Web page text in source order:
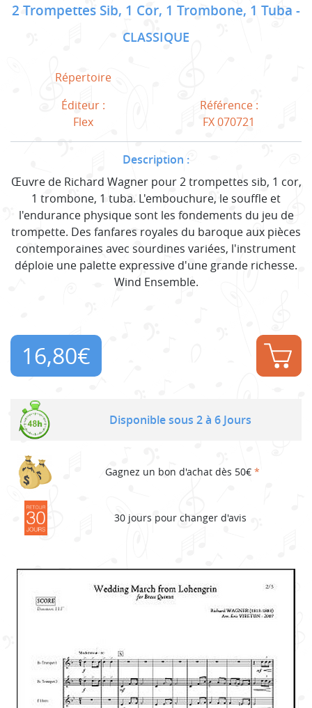
2 Trompettes Sib, 1 Cor, 1 Trombone, 1 Tuba
CLASSIQUE
Répertoire
Éditeur :
Flex
Référence :
FX 070721
Description :
Œuvre de Richard Wagner pour 2 trompettes sib, 1 cor,
1 trombone, 1 tuba. L'embouchure, le souffle et
l'endurance physique sont les fondements du jeu de
trompette. Des fanfares royales du baroque aux pièces
contemporaines avec sourdines variées, l'instrument
déploie une palette expressive d'une grande richesse.
Wind Ensemble.
16,80€
Disponible sous 2 à 6 Jours
Gagnez un bon d'achat dès 50€ *
30 jours pour changer d'avis